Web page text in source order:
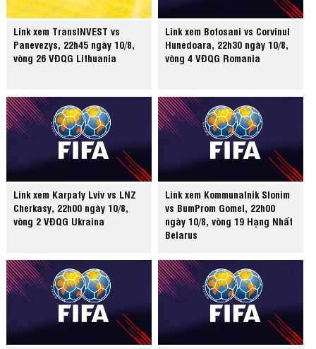
Link xem TransINVEST vs
Panevezys, 22h45 ngày 10/8,
vòng 26 VĐQG Lithuania
Link xem Botosani vs Corvinul
Hunedoara, 22h30 ngày 10/8,
vòng 4 VĐQG Romania
Link xem Karpaty Lviv vs LNZ
Cherkasy, 22h00 ngày 10/8,
vòng 2 VĐQG Ukraina
Link xem Kommunalnik Slonim
vs BumProm Gomel, 22h00
ngày 10/8, vòng 19 Hạng Nhất
Belarus